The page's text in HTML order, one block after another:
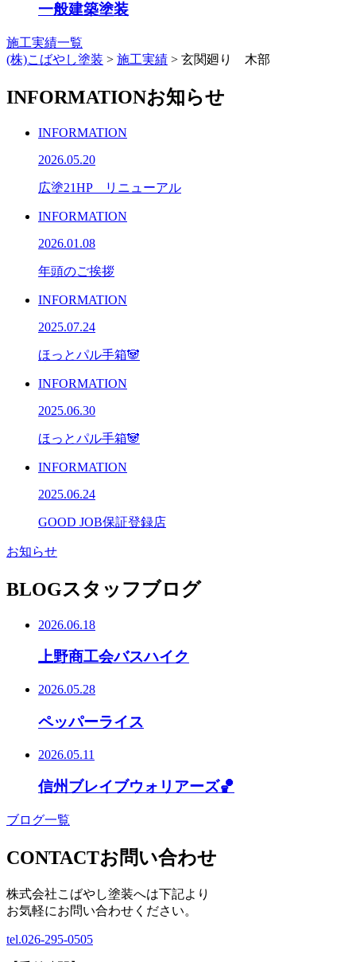
一般建築塗装
施工実績一覧
(株)こばやし塗装 > 施工実績 > 玄関廻り 木部
INFORMATIONお知らせ
INFORMATION
2026.05.20
広塗21HP リニューアル
INFORMATION
2026.01.08
年頭のご挨拶
INFORMATION
2025.07.24
ほっとパル手箱🐼
INFORMATION
2025.06.30
ほっとパル手箱🐼
INFORMATION
2025.06.24
GOOD JOB保証登録店
お知らせ
BLOGスタッフブログ
2026.06.18
上野商工会バスハイク
2026.05.28
ペッパーライス
2026.05.11
信州ブレイブウォリアーズ🏀
ブログ一覧
CONTACTお問い合わせ
株式会社こばやし塗装へは下記より
お気軽にお問い合わせください。
tel.026-295-0505